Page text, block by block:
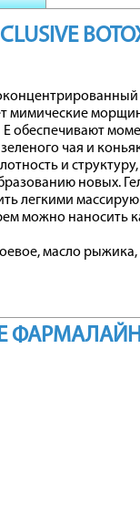
мимические
обеспечивают
чая и
и
новых.
легкими
можно наносить
масло